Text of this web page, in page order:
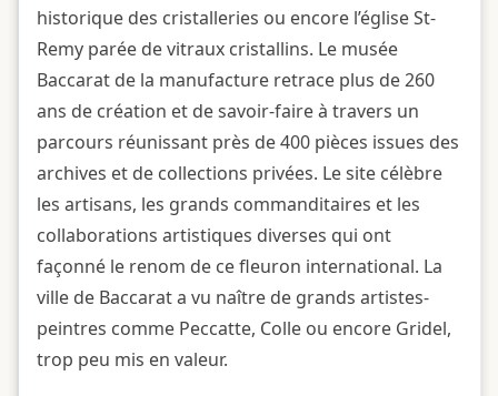
historique des cristalleries ou encore l’église St-
Remy parée de vitraux cristallins. Le musée
Baccarat de la manufacture retrace plus de 260
ans de création et de savoir-faire à travers un
parcours réunissant près de 400 pièces issues des
archives et de collections privées. Le site célèbre
les artisans, les grands commanditaires et les
collaborations artistiques diverses qui ont
façonné le renom de ce fleuron international. La
ville de Baccarat a vu naître de grands artistes-
peintres comme Peccatte, Colle ou encore Gridel,
trop peu mis en valeur.